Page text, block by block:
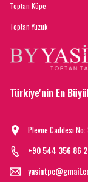
Toptan Küpe
Toptan Yüzük
Türkiye'nin En
Plevne Caddesi
+90 544 356 86